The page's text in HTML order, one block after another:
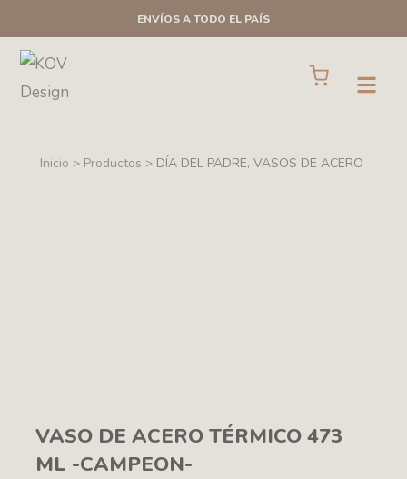
al
contenido
ENVÍOS A TODO EL PAÍS
Open
Cart
Inicio > Productos > DÍA DEL PADRE, VASOS DE ACERO
VASO DE ACERO TÉRMICO 473
ML -CAMPEON-